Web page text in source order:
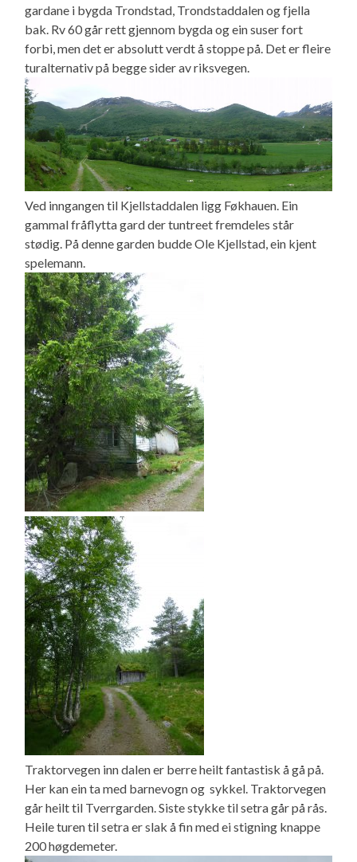
gardane i bygda Trondstad, Trondstaddalen og fjella
bak. Rv 60 går rett gjennom bygda og ein suser fort
forbi, men det er absolutt verdt å stoppe på. Det er fleire
turalternativ på begge sider av riksvegen.
Ved inngangen til Kjellstaddalen ligg Føkhauen. Ein
gammal fråflytta gard der tuntreet fremdeles står
stødig. På denne garden budde Ole Kjellstad, ein kjent
spelemann.
Traktorvegen inn dalen er berre heilt fantastisk å gå på.
Her kan ein ta med barnevogn og sykkel. Traktorvegen
går heilt til Tverrgarden. Siste stykke til setra går på rås.
Heile turen til setra er slak å fin med ei stigning knappe
200 høgdemeter.